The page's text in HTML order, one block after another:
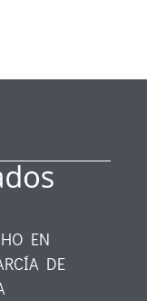
EN
DE